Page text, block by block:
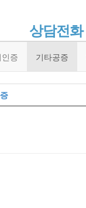
상담전화
증 기타공증